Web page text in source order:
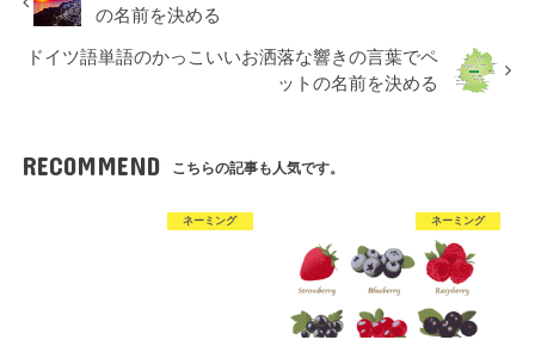
の名前を決める
ドイツ語単語のかっこいいお洒落な響きの言葉でペ
ットの名前を決める
RECOMMEND こちらの記事も人気です。
ネーミング ネーミング